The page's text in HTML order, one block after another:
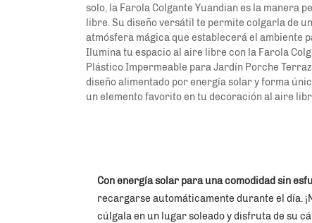
solo, la Farola Colgante Yuandian es la manera
libre. Su diseño versátil te permite colgarla de
atmósfera mágica que establecerá el ambiente
Ilumina tu espacio al aire libre con la Farola
Plástico Impermeable para Jardín Porche
diseño alimentado por energía solar y forma
un elemento favorito en tu decoración al aire
Con energía solar para una comodidad sin
recargarse automáticamente durante el día.
cúlgala en un lugar soleado y disfruta de su